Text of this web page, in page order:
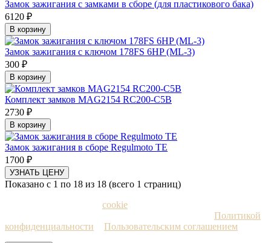
Замок зажигания с замками в сборе (для пластикового бака)
6120 ₽
В корзину
Замок зажигания с ключом 178FS 6HP (ML-3)
300 ₽
В корзину
Комплект замков MAG2154 RC200-C5B
2730 ₽
В корзину
Замок зажигания в сборе Regulmoto TE
1700 ₽
УЗНАТЬ ЦЕНУ
Показано с 1 по 18 из 18 (всего 1 страниц)
cookie
Политикой
конфиденциальности
Пользовательским соглашением